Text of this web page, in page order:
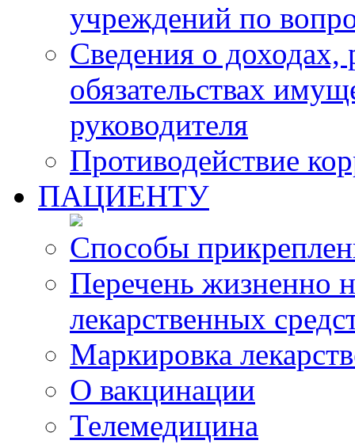
учреждений по
Сведения о доходах,
обязательствах
руководителя
Противодействие
ПАЦИЕНТУ
Способы
Перечень жизненно
лекарственных
Маркировка
О вакцинации
Телемедицина